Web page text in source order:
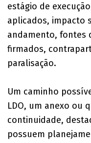
estágio de
aplicados, impacto
andamento, fontes
firmados,
paralisação.
Um caminho
LDO, um anexo ou
continuidade,
possuem